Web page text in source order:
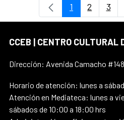
Página
1 Página
2 3
CCEB | CENTRO CULTURAL
Dirección: Avenida Camacho
Horario de atención: lunes a
Atención en Mediateca: lunes a
sábados de 10:00 a 18:00 hrs